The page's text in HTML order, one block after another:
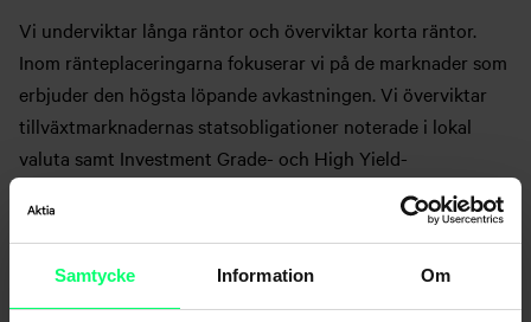
Samtycke Information Om
Vi underviktar långa räntor och överviktar korta räntor.
Inom ränteplaceringarna fokuserar vi på de marknader som
erbjuder den högsta löpande avkastningen. Vi överviktar
tillväxtmarknadernas statsobligationer noterade i lokal
valuta samt Investment Grade- och High Yield-
statsobligationer i dollar är i neutral vikt och euroområdets
Markandsöversikten har skrivits av Aktias portföljförvaltare